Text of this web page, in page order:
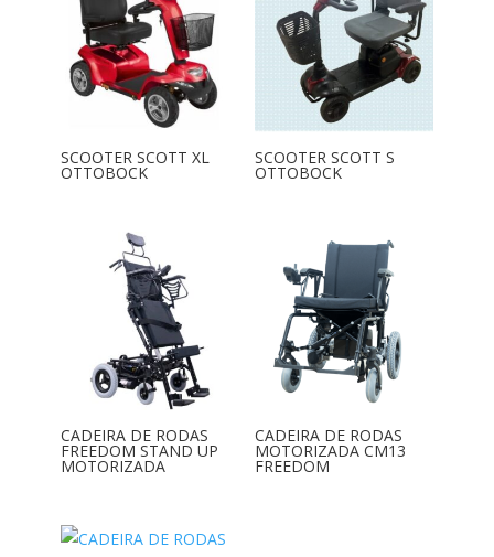
SCOOTER SCOTT XL
OTTOBOCK
SCOOTER SCOTT S
OTTOBOCK
CADEIRA DE RODAS
FREEDOM STAND UP
MOTORIZADA
CADEIRA DE RODAS
MOTORIZADA CM13
FREEDOM